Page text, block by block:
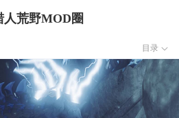
人荒野MOD圈
目录